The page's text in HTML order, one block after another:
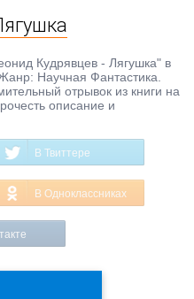
Кудрявцев - Лягушка" в
Научная Фантастика.
отрывок из книги на
описание и
В Твиттере
В Одноклассниках